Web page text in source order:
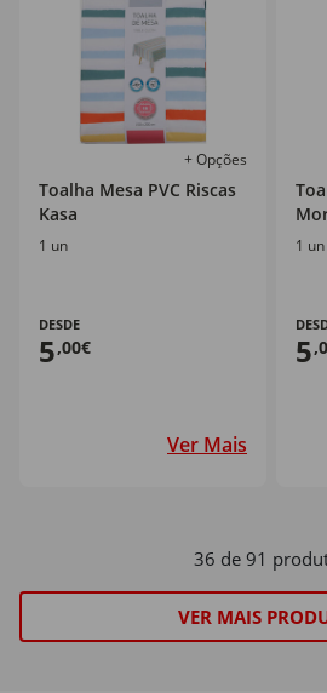
+ Opções
Toalha Mesa PVC Riscas
Kasa
1 un
DESDE
5,00€
Ver Mais
1 un
5
36 de 91
VER MAIS